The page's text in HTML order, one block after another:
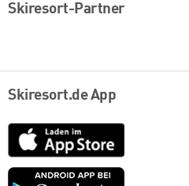
Skiresort-Partner
Skiresort.de App
App
Store
Google